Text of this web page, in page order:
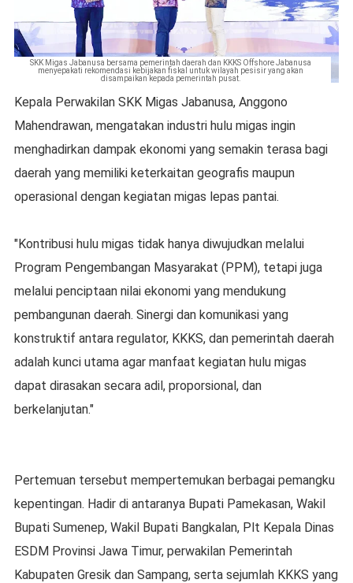
SKK Migas Jabanusa bersama pemerintah daerah dan KKKS Offshore Jabanusa
menyepakati rekomendasi kebijakan fiskal untuk wilayah pesisir yang akan
disampaikan kepada pemerintah pusat.
Kepala Perwakilan SKK Migas Jabanusa, Anggono
Mahendrawan, mengatakan industri hulu migas ingin
menghadirkan dampak ekonomi yang semakin terasa bagi
daerah yang memiliki keterkaitan geografis maupun
operasional dengan kegiatan migas lepas pantai.
"Kontribusi hulu migas tidak hanya diwujudkan melalui
Program Pengembangan Masyarakat (PPM), tetapi juga
melalui penciptaan nilai ekonomi yang mendukung
pembangunan daerah. Sinergi dan komunikasi yang
konstruktif antara regulator, KKKS, dan pemerintah daerah
adalah kunci utama agar manfaat kegiatan hulu migas
dapat dirasakan secara adil, proporsional, dan
berkelanjutan."
Pertemuan tersebut mempertemukan berbagai pemangku
kepentingan. Hadir di antaranya Bupati Pamekasan, Wakil
Bupati Sumenep, Wakil Bupati Bangkalan, Plt Kepala Dinas
ESDM Provinsi Jawa Timur, perwakilan Pemerintah
Kabupaten Gresik dan Sampang, serta sejumlah KKKS yang